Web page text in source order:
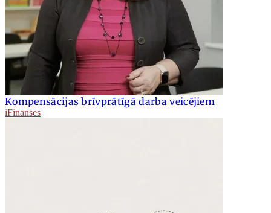
Kompensācijas brīvprātīgā darba veicējiem
iFinanses